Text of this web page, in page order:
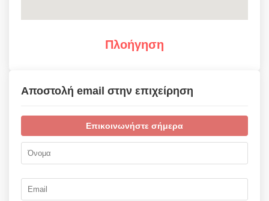
Πλοήγηση
Αποστολή email στην επιχείρηση
Επικοινωνήστε σήμερα